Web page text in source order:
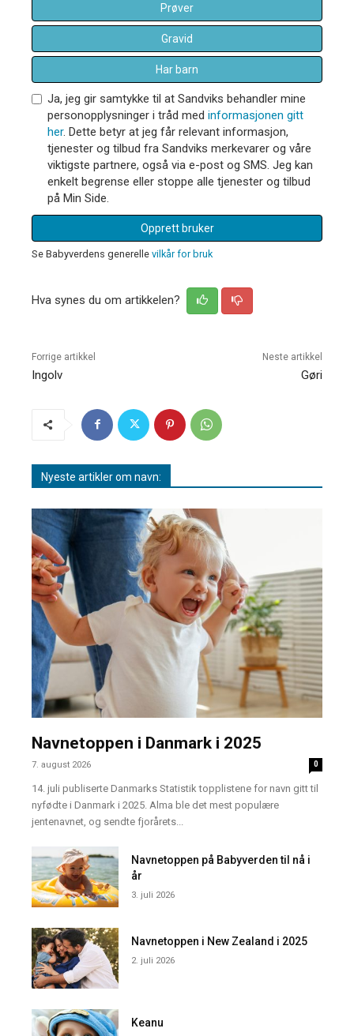
Prøver
Gravid
Har barn
Ja, jeg gir samtykke til at Sandviks behandler mine
personopplysninger i tråd med informasjonen gitt
her. Dette betyr at jeg får relevant informasjon,
tjenester og tilbud fra Sandviks merkevarer og våre
viktigste partnere, også via e-post og SMS. Jeg kan
enkelt begrense eller stoppe alle tjenester og tilbud
på Min Side.
Opprett bruker
Se Babyverdens generelle vilkår for bruk
Hva synes du om artikkelen?
Forrige artikkel
Ingolv
Neste artikkel
Gøri
Nyeste artikler om navn:
Navnetoppen i Danmark i 2025
7. august 2026 0
14. juli publiserte Danmarks Statistik topplistene for navn gitt til
nyfødte i Danmark i 2025. Alma ble det mest populære
jentenavnet, og sendte fjorårets...
Navnetoppen på Babyverden til nå i
år
3. juli 2026
Navnetoppen i New Zealand i 2025
2. juli 2026
Keanu